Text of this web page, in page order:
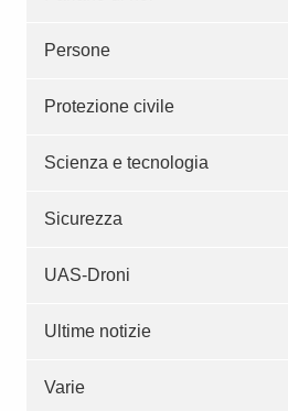
Persone
Protezione civile
Scienza e tecnologia
Sicurezza
UAS-Droni
Ultime notizie
Varie